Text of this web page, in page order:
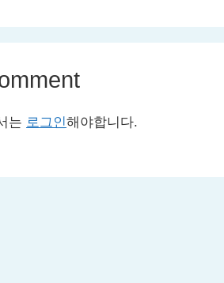
는 로그인해야합니다.